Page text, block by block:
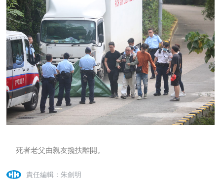
死者老父由親友攙扶離開。
責任編輯：朱劍明